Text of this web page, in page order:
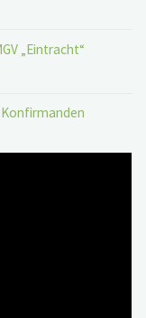
„Eintracht“